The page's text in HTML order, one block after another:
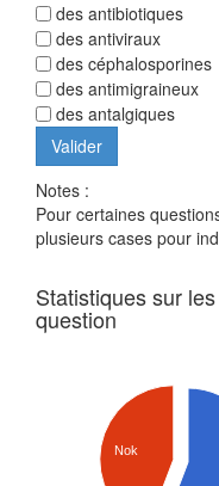
des antibiotiques
des antiviraux
des céphalosporines
des antimigraineux
des antalgiques
Notes :
Pour certaines
plusieurs cases pour
Statistiques sur
question
Nok